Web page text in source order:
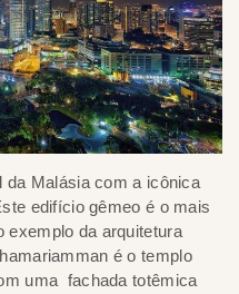
da Malásia com a icônica
edifício gêmeo é o mais
exemplo da arquitetura
é o templo
uma fachada totêmica